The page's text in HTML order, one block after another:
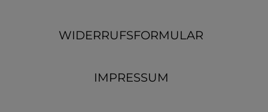
WIDERRUFSFORMULAR
IMPRESSUM